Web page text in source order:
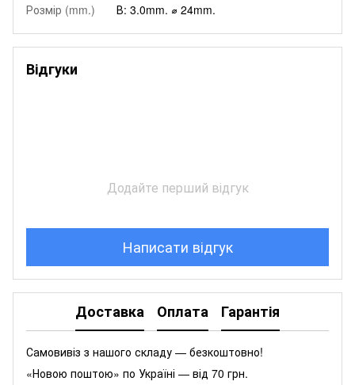
Розмір (mm.)
В: 3.0mm. ⌀ 24mm.
Відгуки
Додайте перший відгук
Написати відгук
Доставка Оплата Гарантія
Самовивіз з нашого складу — безкоштовно!
«Новою поштою» по Україні — від 70 грн.